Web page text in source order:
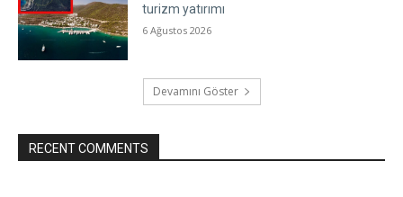
turizm yatırımı
6 Ağustos 2026
Devamını Göster
RECENT COMMENTS